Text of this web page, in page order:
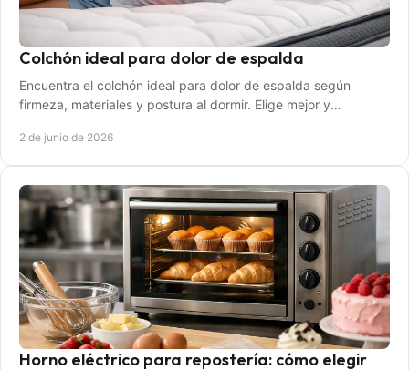
Colchón ideal para dolor de espalda
Encuentra el colchón ideal para dolor de espalda según
firmeza, materiales y postura al dormir. Elige mejor y
2 de junio de 2026
Horno eléctrico para repostería: cómo elegir